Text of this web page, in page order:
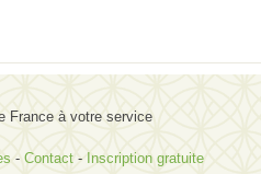
France à votre service
- Contact - Inscription gratuite